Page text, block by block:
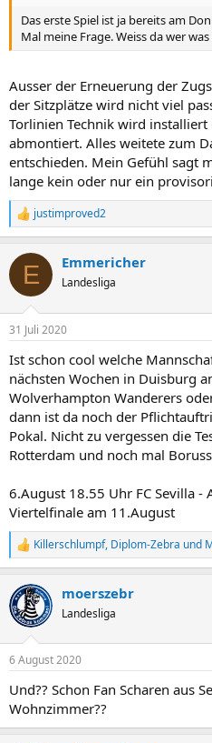
Das erste Spiel ist ja bereits am
Mal meine Frage. Weiss da wer was
Ausser der Erneuerung der
der Sitzplätze wird nicht viel
Torlinien Technik wird
abmontiert. Alles weitete zum
entschieden. Mein Gefühl sagt
lange kein oder nur ein
R
e
k
i
e
:
justimproved2
E Emmericher
Landesliga
31 Juli 2020
Ist schon cool welche
nächsten Wochen in Duisburg
Wolverhampton Wanderers
dann ist da noch der
Pokal. Nicht zu vergessen die
Rotterdam und noch mal
6.August 18.55 Uhr FC Sevilla -
Viertelfinale am 11.August
R
e
k
t
i
e
:
Killerschlumpf, Diplom-Zebra und
moerszebr
Landesliga
6 August 2020
Und?? Schon Fan Scharen aus
Wohnzimmer??